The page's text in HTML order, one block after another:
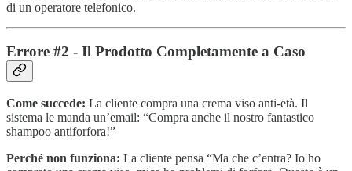
di un operatore telefonico.
Errore #2 - Il Prodotto Completamente a Caso
Come succede: La cliente compra una crema viso anti-età. Il
sistema le manda un’email: “Compra anche il nostro fantastico
shampoo antiforfora!”
Perché non funziona: La cliente pensa “Ma che c’entra? Io ho